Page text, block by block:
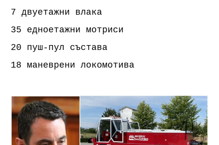
7 двуетажни влака
35 едноетажни мотриси
20 пуш-пул състава
18 маневрени локомотива